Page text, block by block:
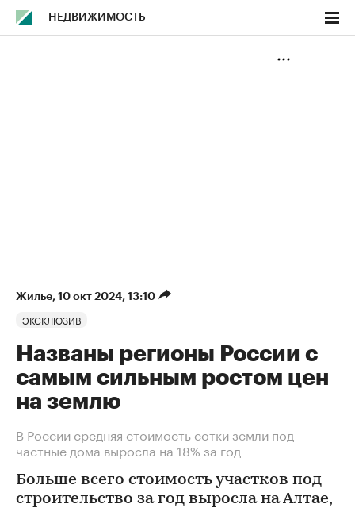
НЕДВИЖИМОСТЬ
Жилье⁠, 10 окт 2024, 13:10
ЭКСКЛЮЗИВ
Названы регионы России с
самым сильным ростом цен
на землю
В России средняя стоимость сотки земли под
частные дома выросла на 18% за год
Больше всего стоимость участков под
строительство за год выросла на Алтае,